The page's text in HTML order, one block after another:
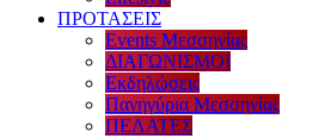
ΠΡΟΤΑΣΕΙΣ
Events Μεσσηνίας
ΔΙΑΓΩΝΙΣΜΟΙ
Εκδηλώσεις
Πανηγύρια Μεσσηνίας
ΠΕΛΑΤΕΣ